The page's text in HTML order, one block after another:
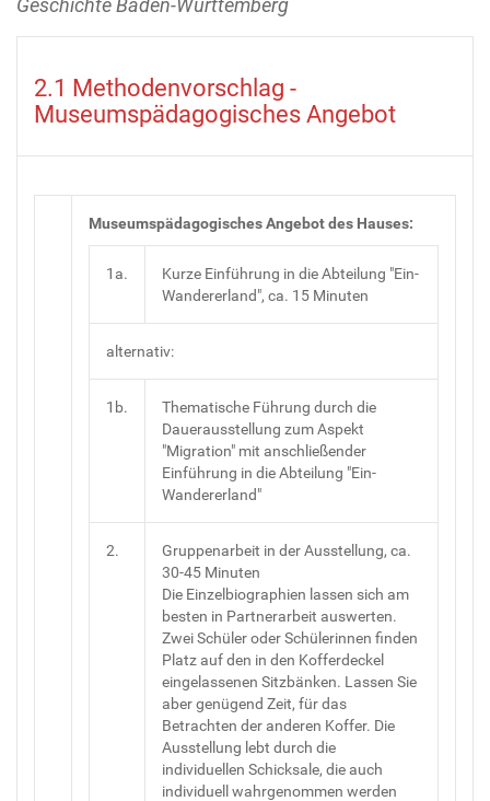
Geschichte Baden-Württemberg
2.1 Methodenvorschlag -
Museumspädagogisches Angebot
Museumspädagogisches Angebot des Hauses:
1a.
Kurze Einführung in die Abteilung "Ein-
Wandererland", ca. 15 Minuten
alternativ:
1b.
Thematische Führung durch die
Dauerausstellung zum Aspekt
"Migration" mit anschließender
Einführung in die Abteilung "Ein-
Wandererland"
2.
Gruppenarbeit in der Ausstellung, ca.
30-45 Minuten
Die Einzelbiographien lassen sich am
besten in Partnerarbeit auswerten.
Zwei Schüler oder Schülerinnen finden
Platz auf den in den Kofferdeckel
eingelassenen Sitzbänken. Lassen Sie
aber genügend Zeit, für das
Betrachten der anderen Koffer. Die
Ausstellung lebt durch die
individuellen Schicksale, die auch
individuell wahrgenommen werden